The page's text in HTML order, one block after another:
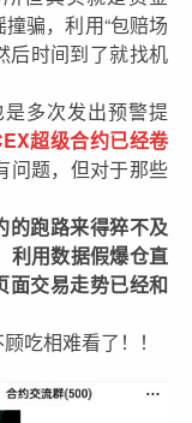
骗，利用“包赔场
后时间到了就找机
多次发出预警提
超级合约已经卷
问题，但对于那些
的跑路来得猝不及
利用数据假爆仓直
面交易走势已经和
吃相难看了！！